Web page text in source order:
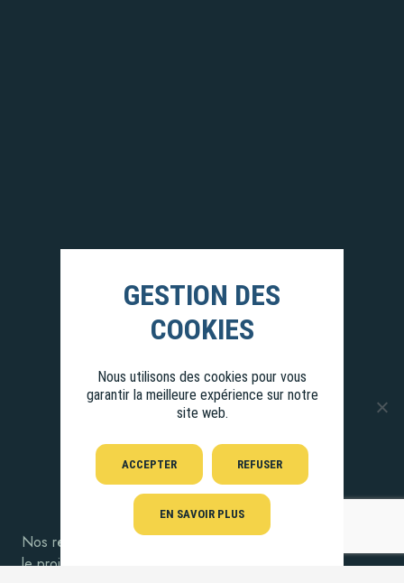
Nos récits d’aventures,
le projet, le bateau et la famille…
Nous utilisons des cookies pour vous
garantir la meilleure expérience sur notre
site web.
ACCEPTER REFUSER
EN SAVOIR PLUS